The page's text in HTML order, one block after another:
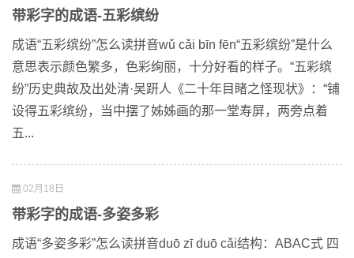
带彩字的成语-五彩缤纷
成语“五彩缤纷”怎么读拼音wǔ cǎi bīn fēn“五彩缤纷”是什么
意思表示颜色繁多，色彩绚丽，十分好看的样子。“五彩缤
纷”历史典故及出处清·吴趼人《二十年目睹之怪现状》：“铺
设得五彩缤纷，当中摆了姊姊画的那一堂寿屏，两旁点着
五...
02月18日
带彩字的成语-多姿多彩
成语“多姿多彩”怎么读拼音duō zī duō cǎi结构：ABAC式 四